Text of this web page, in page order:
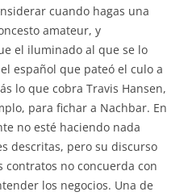
cuando hagas una
amateur, y
el iluminado al que se lo
español que pateó el culo a
lo que cobra Travis Hansen,
para fichar a Nachbar. En
no esté haciendo nada
descritas, pero su discurso
no concuerda con
los negocios. Una de